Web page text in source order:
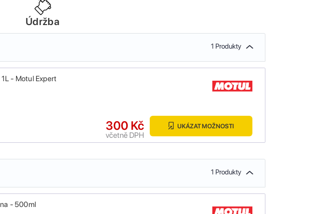
Údržba
1 Produkty
- Motul Expert
300 Kč
včetně DPH
UKÁZAT MOŽNOSTI
1 Produkty
- 500ml